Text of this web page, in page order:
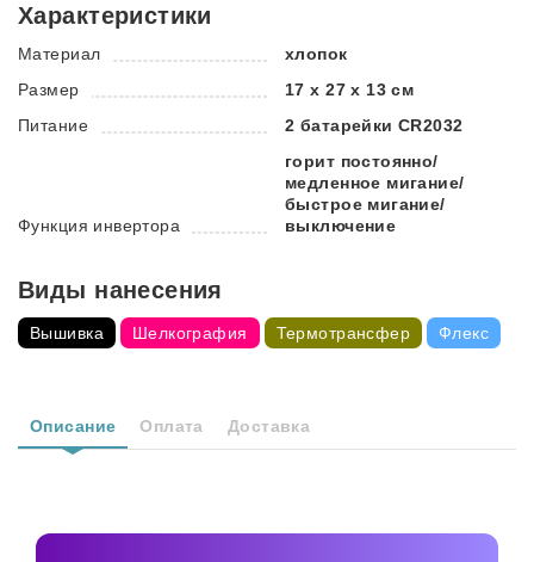
Характеристики
Материал
хлопок
Размер
17 х 27 х 13 см
Питание
2 батарейки CR2032
Функция инвертора
горит постоянно/
медленное мигание/
быстрое мигание/
выключение
Виды нанесения
Вышивка Шелкография Термотрансфер Флекс
Описание Оплата Доставка